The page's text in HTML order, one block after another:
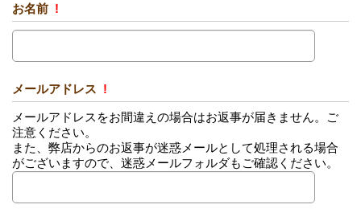
お名前 !
メールアドレス !
メールアドレスをお間違えの場合はお返事が届きません。ご
注意ください。
また、弊店からのお返事が迷惑メールとして処理される場合
がございますので、迷惑メールフォルダもご確認ください。